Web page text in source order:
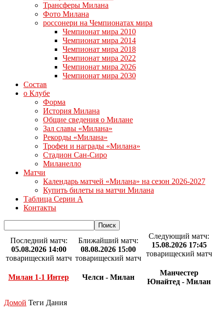
Трансферы Милана
Фото Милана
россонери на Чемпионатах мира
Чемпионат мира 2010
Чемпионат мира 2014
Чемпионат мира 2018
Чемпионат мира 2022
Чемпионат мира 2026
Чемпионат мира 2030
Состав
о Клубе
Форма
История Милана
Общие сведения о Милане
Зал славы «Милана»
Рекорды «Милана»
Трофеи и награды «Милана»
Стадион Сан-Сиро
Миланелло
Матчи
Календарь матчей «Милана» на сезон 2026-2027
Купить билеты на матчи Милана
Таблица Серии А
Контакты
Последний матч:
05.08.2026 14:00
товарищеский матч
Милан 1-1 Интер
Ближайший матч:
08.08.2026 15:00
товарищеский матч
Челси - Милан
Следующий матч:
15.08.2026 17:45
товарищеский матч
Манчестер
Юнайтед - Милан
Домой Теги Дания